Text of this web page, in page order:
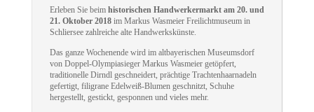
Erleben Sie beimhistorischen Handwerkermarkt am 20. und
21. Oktober 2018im Markus Wasmeier Freilichtmuseum in
Schliersee zahlreiche alte Handwerkskünste.
Das ganze Wochenende wird im altbayerischen Museumsdorf
von Doppel-Olympiasieger Markus Wasmeier getöpfert,
traditionelle Dirndl geschneidert, prächtige Trachtenhaarnadeln
gefertigt, filigrane Edelweiß-Blumen geschnitzt, Schuhe
hergestellt, gestickt, gesponnen und vieles mehr.